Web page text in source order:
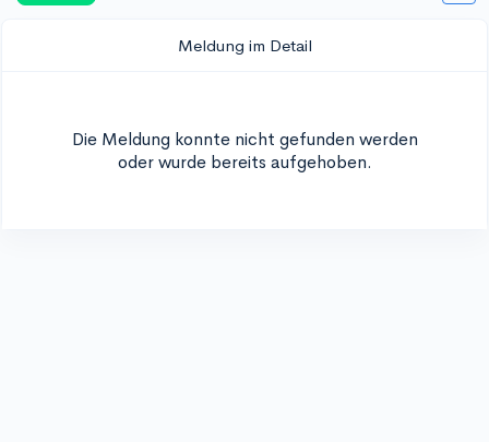
Meldung im Detail
Die Meldung konnte nicht gefunden werden
oder wurde bereits aufgehoben.